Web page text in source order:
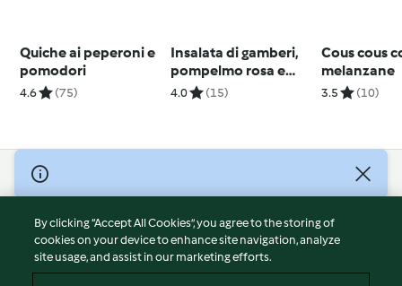
Quiche ai peperoni e
pomodori
4.6 (75)
Insalata di gamberi,
pompelmo rosa e
finocchi
4.0 (15)
Cous cous
melanzane
3.5 (10)
© Copyright 2026
Terms of Service
Privacy Policy
Disclaimer
By clicking “Accept All Cookies”, you agree to the storing of
cookies on your device to enhance site navigation, analyze
site usage, and assist in our marketing efforts.